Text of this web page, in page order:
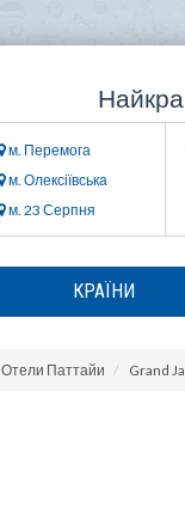
м. Перемога
м. Олексіївська
м. 23 Серпня
КРАЇНИ
Отели Паттайи Grand